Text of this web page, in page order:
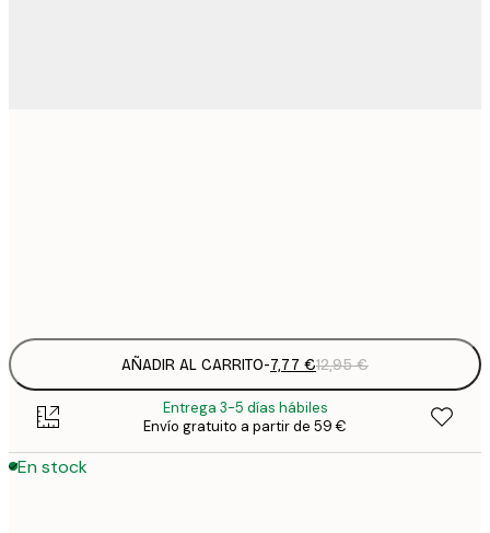
AÑADIR AL CARRITO-7,77 €12,95 €
Entrega 3-5 días hábiles
Envío gratuito a partir de 59 €
En stock